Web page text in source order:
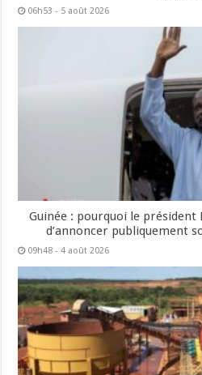
06h53 - 5 août 2026
Guinée : pourquoi le
d’annoncer publiquement
09h48 - 4 août 2026